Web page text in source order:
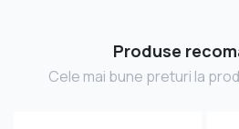
Produse
Cele mai bune preturi la